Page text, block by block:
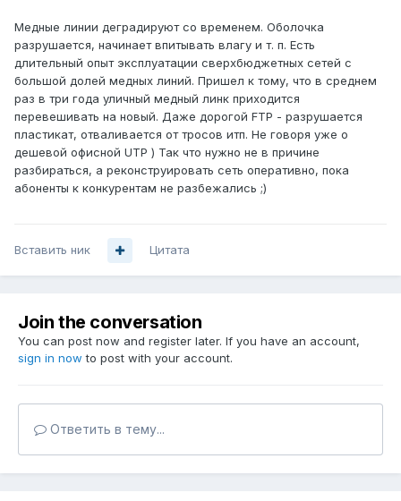
Медные линии деградируют со временем. Оболочка
разрушается, начинает впитывать влагу и т. п. Есть
длительный опыт эксплуатации сверхбюджетных сетей с
большой долей медных линий. Пришел к тому, что в среднем
раз в три года уличный медный линк приходится
перевешивать на новый. Даже дорогой FTP - разрушается
пластикат, отваливается от тросов итп. Не говоря уже о
дешевой офисной UTP ) Так что нужно не в причине
разбираться, а реконструировать сеть оперативно, пока
абоненты к конкурентам не разбежались ;)
Вставить ник Цитата
Join the conversation
You can post now and register later. If you have an account,
sign in now to post with your account.
Ответить в тему...